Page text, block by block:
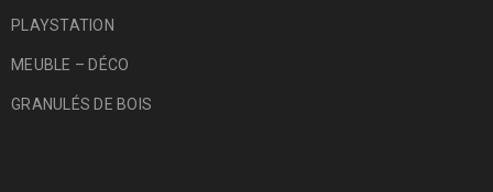
PLAYSTATION
MEUBLE – DÉCO
GRANULÉS DE BOIS